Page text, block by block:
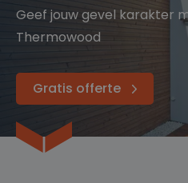
Geef jouw gevel karakter
Thermowood
Gratis offerte